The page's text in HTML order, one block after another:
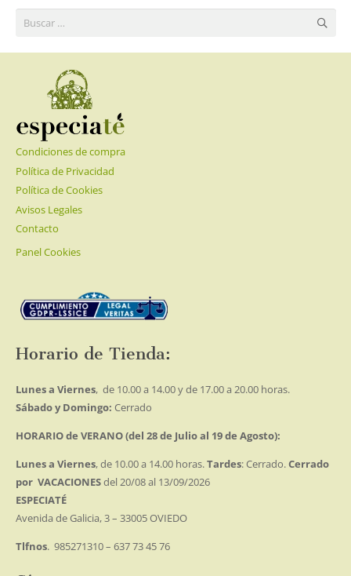
Buscar:
Condiciones de compra
Política de Privacidad
Política de Cookies
Avisos Legales
Contacto
Panel Cookies
Horario de Tienda:
Lunes a Viernes, de 10.00 a 14.00 y de 17.00 a 20.00 horas.
Sábado y Domingo: Cerrado
HORARIO de VERANO (del 28 de Julio al 19 de Agosto):
Lunes a Viernes, de 10.00 a 14.00 horas.Tardes: Cerrado.Cerrado
por VACACIONESdel 20/08 al 13/09/2026
ESPECIATÉ
Avenida de Galicia, 3 – 33005 OVIEDO
Tlfnos. 985271310 – 637 73 45 76